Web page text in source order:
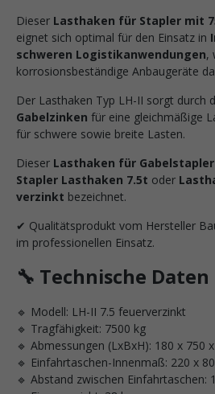
Dieser Lasthaken für Stapler mit
eignet sich optimal für den Einsatz in
schweren Logistikanwendungen,
korrosionsbeständige Anbaugeräte
Der Lasthaken Typ LH-II sorgt durch
Gabelzinken für eine gleichmäßige
für schwere sowie breite Lasten.
Dieser Lasthaken für Gabelstapler
Stapler Lasthaken 7.5t oder
verzinkt bezeichnet.
✔ Qualitätsprodukt vom Hersteller
im professionellen Einsatz.
🔧 Technische Daten
🔹 Modell: LH-II 7.5 feuerverzinkt
🔹 Tragfähigkeit: 7500 kg
🔹 Abmessungen (LxBxH): 180 x 750
🔹 Einfahrtaschen-Innenmaß: 220 x
🔹 Abstand zwischen Einfahrtaschen: